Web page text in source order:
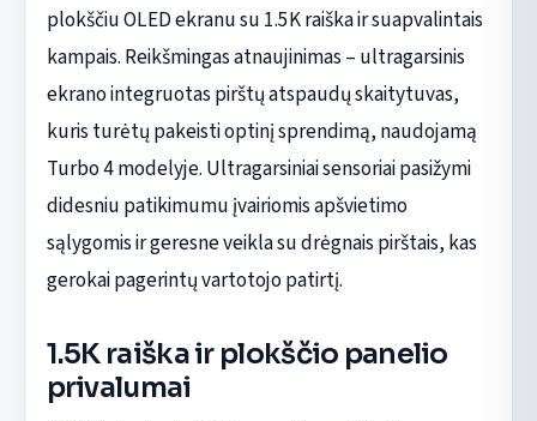
plokščiu OLED ekranu su 1.5K raiška ir suapvalintais
kampais. Reikšmingas atnaujinimas – ultragarsinis
ekrano integruotas pirštų atspaudų skaitytuvas,
kuris turėtų pakeisti optinį sprendimą, naudojamą
Turbo 4 modelyje. Ultragarsiniai sensoriai pasižymi
didesniu patikimumu įvairiomis apšvietimo
sąlygomis ir geresne veikla su drėgnais pirštais, kas
gerokai pagerintų vartotojo patirtį.
1.5K raiška ir plokščio panelio
privalumai